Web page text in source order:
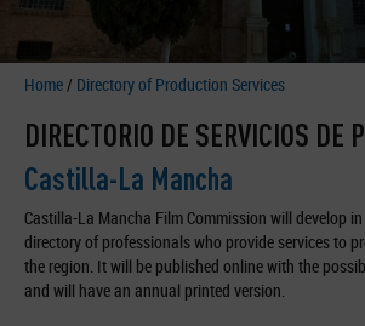
Home/ Directory of Production Services
DIRECTORIO DE SERVICIOS DE
Castilla-La Mancha
Castilla-La Mancha Film Commission will develop
directory of professionals who provide services to
the region. It will be published online with the
and will have an annual printed version.